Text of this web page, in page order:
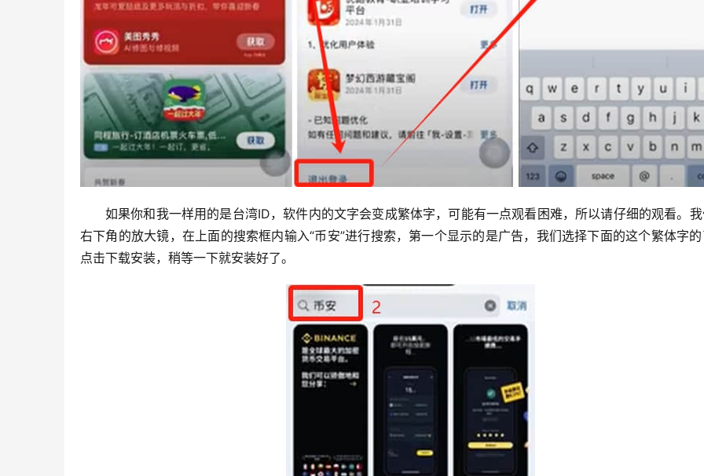
如果你和我一样用的是台湾ID，软件内的文字会变成繁体字，可能有一点观看困难，所以请仔细的观看。
右下角的放大镜，在上面的搜索框内输入“币安”进行搜索，第一个显示的是广告，我们选择下面的这个繁体字
点击下载安装，稍等一下就安装好了。